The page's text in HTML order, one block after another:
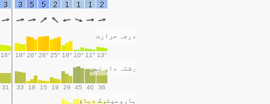
2
1
1
1
2
5
5
3
3
درجہ حرارت
13°
11°
10°
19°
25°
28°
26°
18°
16°
رشتہ دار نمی
36
40
45
29
19
15
18
33
31
بارومیٹرک دباؤ